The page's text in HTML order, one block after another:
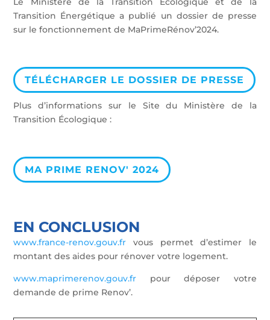
Transition Énergétique a publié un dossier de presse
sur le fonctionnement de MaPrimeRénov’2024.
TÉLÉCHARGER LE DOSSIER DE PRESSE
Plus d’informations sur le Site du Ministère de la
Transition Écologique :
MA PRIME RENOV' 2024
EN CONCLUSION
www.france-renov.gouv.fr vous permet d’estimer le
montant des aides pour rénover votre logement.
www.maprimerenov.gouv.fr pour déposer votre
demande de prime Renov’.